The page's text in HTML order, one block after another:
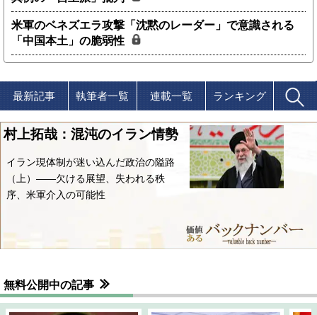
米軍のベネズエラ攻撃「沈黙のレーダー」で意識される
「中国本土」の脆弱性
最新記事 執筆者一覧 連載一覧 ランキング
村上拓哉：混沌のイラン情勢
イラン現体制が迷い込んだ政治の隘路
（上）――欠ける展望、失われる秩
序、米軍介入の可能性
無料公開中の記事